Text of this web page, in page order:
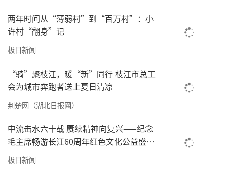
两年时间从“薄弱村”到“百万村”：小
许村“翻身”记
极目新闻
“骑”聚枝江，暖“新”同行 枝江市总工
会为城市奔跑者送上夏日清凉
荆楚网（湖北日报网）
中流击水六十载 赓续精神向复兴——纪念
毛主席畅游长江60周年红色文化公益盛典
在武汉举办
极目新闻